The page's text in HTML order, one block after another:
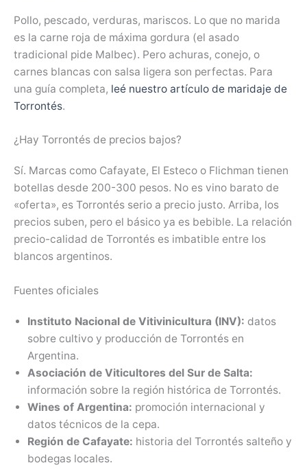
Pollo, pescado, verduras, mariscos. Lo que no marida
es la carne roja de máxima gordura (el asado
tradicional pide Malbec). Pero achuras, conejo, o
carnes blancas con salsa ligera son perfectas. Para
una guía completa, leé nuestro artículo de maridaje de
Torrontés.
¿Hay Torrontés de precios bajos?
Sí. Marcas como Cafayate, El Esteco o Flichman tienen
botellas desde 200-300 pesos. No es vino barato de
«oferta», es Torrontés serio a precio justo. Arriba, los
precios suben, pero el básico ya es bebible. La relación
precio-calidad de Torrontés es imbatible entre los
blancos argentinos.
Fuentes oficiales
Instituto Nacional de Vitivinicultura (INV): datos
sobre cultivo y producción de Torrontés en
Argentina.
Asociación de Viticultores del Sur de Salta:
información sobre la región histórica de Torrontés.
Wines of Argentina: promoción internacional y
datos técnicos de la cepa.
Región de Cafayate: historia del Torrontés salteño y
bodegas locales.